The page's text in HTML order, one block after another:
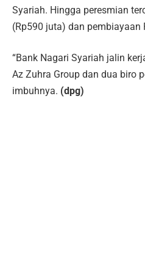
Syariah. Hingga peresmian
(Rp590 juta) dan pembiayaan
“Bank Nagari Syariah jalin
Az Zuhra Group dan dua biro
imbuhnya. (dpg)